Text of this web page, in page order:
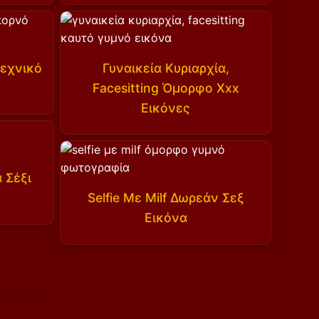
Γυναικεία Κυριαρχία,
Facesitting Όμορφο Xxx
Εικόνες
Selfie Με Milf Δωρεάν Σεξ
Εικόνα